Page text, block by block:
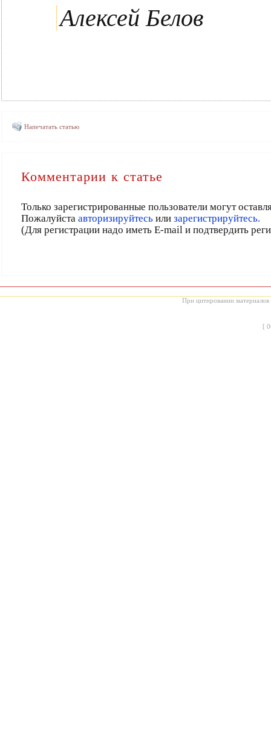
Алексей Белов
Напечатать статью
Комментарии к статье
Только зарегистрированные пользователи могут
Пожалуйста авторизируйтесьили зарегистрируйтесь.
(Для регистрации надо иметь E-mail и подтвердить
При цитировании материалов
[